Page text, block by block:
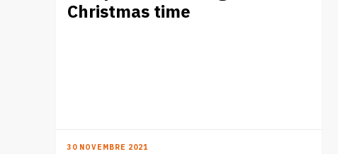
Christmas time
30 NOVEMBRE 2021